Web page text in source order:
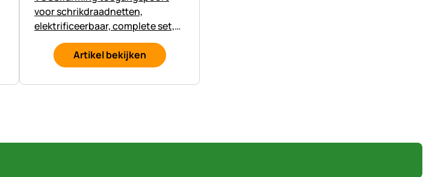
voor schrikdraadnetten,
elektrificeerbaar, complete set,
125 cm
Artikel bekijken